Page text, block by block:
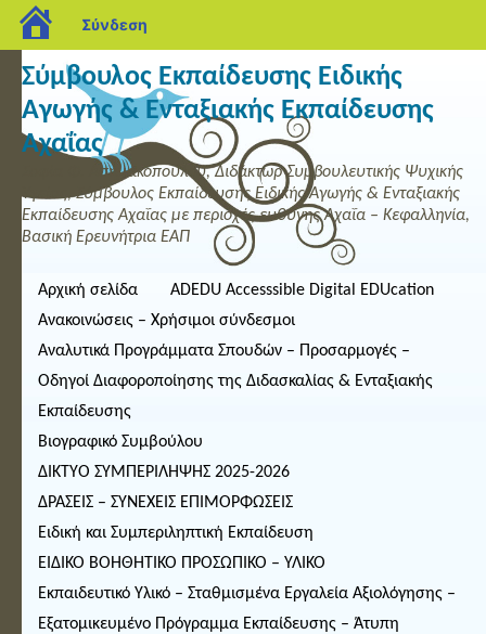
blogs.sch.gr
Σύνδεση
Σύμβουλος Εκπαίδευσης Ειδικής
Αγωγής & Ενταξιακής Εκπαίδευσης
Αχαΐας
Σοφία Φ. Ασημακοπούλου, Διδάκτωρ Συμβουλευτικής Ψυχικής
Υγείας, Σύμβουλος Εκπαίδευσης Ειδικής Αγωγής & Ενταξιακής
Εκπαίδευσης Αχαΐας με περιοχές ευθύνης Αχαΐα – Κεφαλληνία,
Βασική Ερευνήτρια ΕΑΠ
Αρχική σελίδα
ADEDU Accesssible Digital EDUcation
Ανακοινώσεις – Χρήσιμοι σύνδεσμοι
Αναλυτικά Προγράμματα Σπουδών – Προσαρμογές –
Οδηγοί Διαφοροποίησης της Διδασκαλίας & Ενταξιακής
Εκπαίδευσης
Βιογραφικό Συμβούλου
ΔΙΚΤΥΟ ΣΥΜΠΕΡΙΛΗΨΗΣ 2025-2026
ΔΡΑΣΕΙΣ – ΣΥΝΕΧΕΙΣ ΕΠΙΜΟΡΦΩΣΕΙΣ
Ειδική και Συμπεριληπτική Εκπαίδευση
ΕΙΔΙΚΟ ΒΟΗΘΗΤΙΚΟ ΠΡΟΣΩΠΙΚΟ – ΥΛΙΚΟ
Εκπαιδευτικό Υλικό – Σταθμισμένα Εργαλεία Αξιολόγησης –
Εξατομικευμένο Πρόγραμμα Εκπαίδευσης – Άτυπη